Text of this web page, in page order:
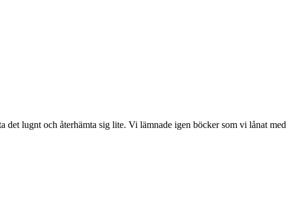
lugnt och återhämta sig lite. Vi lämnade igen böcker som vi lånat med